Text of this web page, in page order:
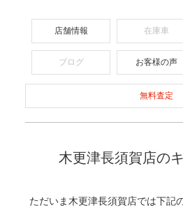
店舗情報 在庫車
ブログ お客様の声
無料査定
木更津長須賀店の
ただいま木更津長須賀店では下記